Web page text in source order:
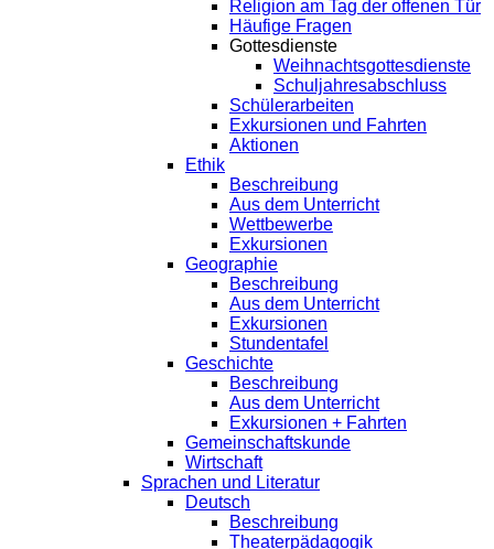
Religion am Tag der offenen Tür
Häufige Fragen
Gottesdienste
Weihnachtsgottesdienste
Schuljahresabschluss
Schülerarbeiten
Exkursionen und Fahrten
Aktionen
Ethik
Beschreibung
Aus dem Unterricht
Wettbewerbe
Exkursionen
Geographie
Beschreibung
Aus dem Unterricht
Exkursionen
Stundentafel
Geschichte
Beschreibung
Aus dem Unterricht
Exkursionen + Fahrten
Gemeinschaftskunde
Wirtschaft
Sprachen und Literatur
Deutsch
Beschreibung
Theaterpädagogik